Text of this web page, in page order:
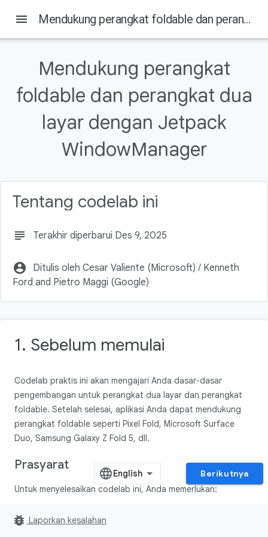
Pada halaman ini
1. Sebelum memulai
Prasyarat
Yang akan Anda lakukan
Yang Anda butuhkan
2. Perangkat satu layar vs perangkat foldable
menu Mendukung perangkat foldable dan perangkat dua layar dengan Jetpack WindowManager
Mendukung perangkat
foldable dan perangkat dua
layar dengan Jetpack
WindowManager
Tentang codelab ini
subject Terakhir diperbarui Des 9, 2025
account_circle
Ditulis oleh Cesar Valiente (Microsoft) / Kenneth
Ford and Pietro Maggi (Google)
1. Sebelum memulai
Codelab praktis ini akan mengajari Anda dasar-dasar
pengembangan untuk perangkat dua layar dan perangkat
foldable. Setelah selesai, aplikasi Anda dapat mendukung
perangkat foldable seperti Pixel Fold, Microsoft Surface
Duo, Samsung Galaxy Z Fold 5, dll.
Prasyarat
Untuk menyelesaikan codelab ini, Anda memerlukan:
Berikutnya
bug_report Laporkan kesalahan